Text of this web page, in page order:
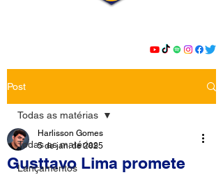
Post
Todas as matérias
Lançamentos
Todas as matérias
Gusttavo Lima promete
Harlisson Gomes
5 de jan. de 2025